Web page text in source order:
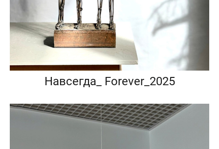
Навсегда_ Forever_2025